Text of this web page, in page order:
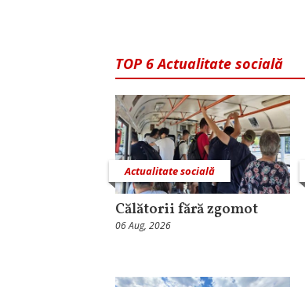
TOP 6 Actualitate socială
Actualitate socială
Călătorii fără zgomot
06 Aug, 2026